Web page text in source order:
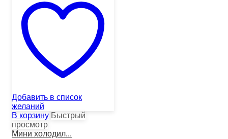
Добавить в список
желаний
В корзину Быстрый
просмотр
Мини холодил...